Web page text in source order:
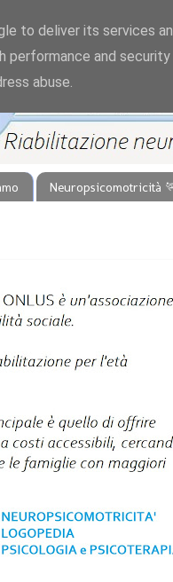
Neuropsicomotricità
to deliver its services
performance and
abuse.